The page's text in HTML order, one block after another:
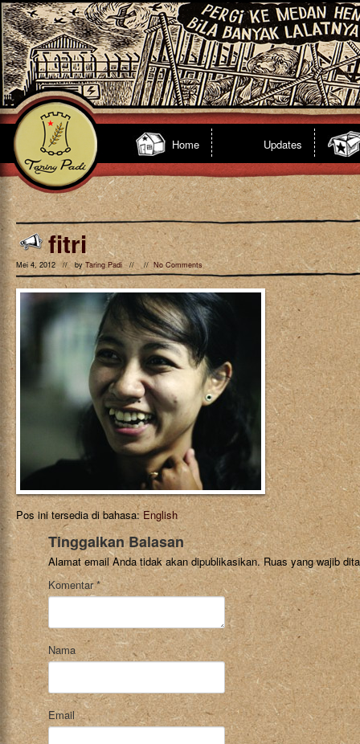
Home Updates
fitri
Mei 4, 2012 // byTaring Padi// // No Comments
Pos ini tersedia di bahasa:English
Tinggalkan Balasan
Alamat email Anda tidak akan dipublikasikan. Ruas yang wajib
Komentar*
Nama
Email